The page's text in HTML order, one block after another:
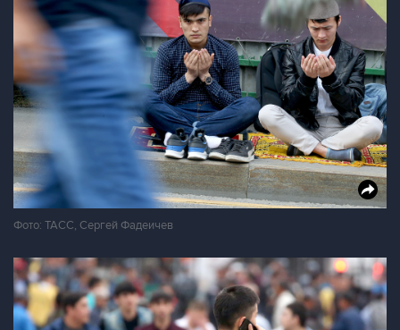
Фото: ТАСС, Сергей Фадеичев